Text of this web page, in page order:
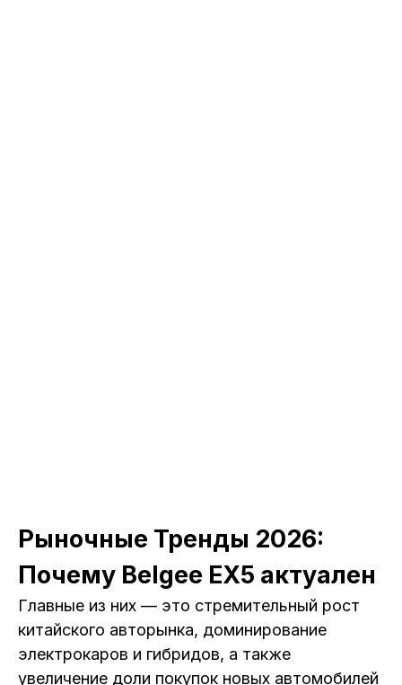
Рыночные Тренды 2026:
Почему Belgee EX5 актуален
Главные из них — это стремительный рост
китайского авторынка, доминирование
электрокаров и гибридов, а также
увеличение доли покупок новых автомобилей